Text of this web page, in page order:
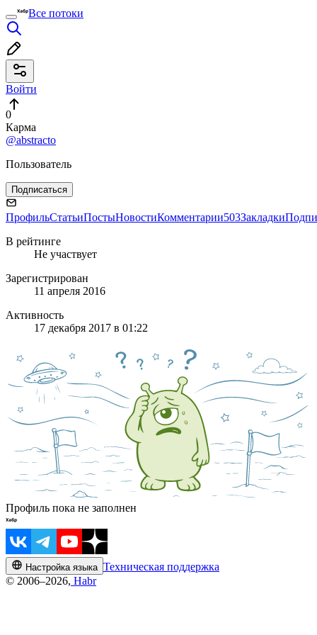
Все потоки
Войти
0
Карма
@abstracto
Пользователь
Подписаться
ПрофильСтатьиПостыНовостиКомментарии503Закладки
В рейтинге
Не участвует
Зарегистрирован
11 апреля 2016
Активность
17 декабря 2017 в 01:22
Профиль пока не заполнен
Настройка языка Техническая поддержка
© 2006–2026, Habr